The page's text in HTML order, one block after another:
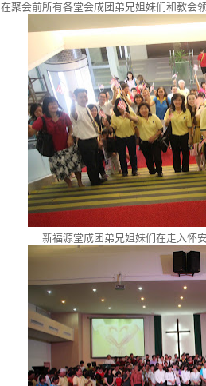
在聚会前所有各堂会成团弟兄姐妹们和教会
新福源堂成团弟兄姐妹们在走入怀